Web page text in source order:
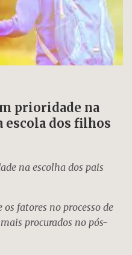
prioridade na
escola dos filhos
na escolha dos pais
fatores no processo de
procurados no pós-